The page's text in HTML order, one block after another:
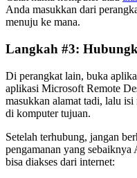
Anda masukkan dari
menuju ke mana.
Langkah #3:
Di perangkat lain, buka
aplikasi Microsoft Remote
masukkan alamat tadi, lalu isi
di komputer tujuan.
Setelah terhubung, jangan
pengamanan yang
bisa diakses dari internet: